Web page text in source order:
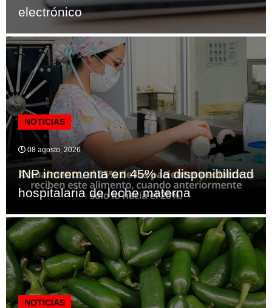
electrónico
NOTICIAS
08 agosto, 2026
INP incrementa en 45% la disponibilidad
hospitalaria de leche materna
NOTICIAS